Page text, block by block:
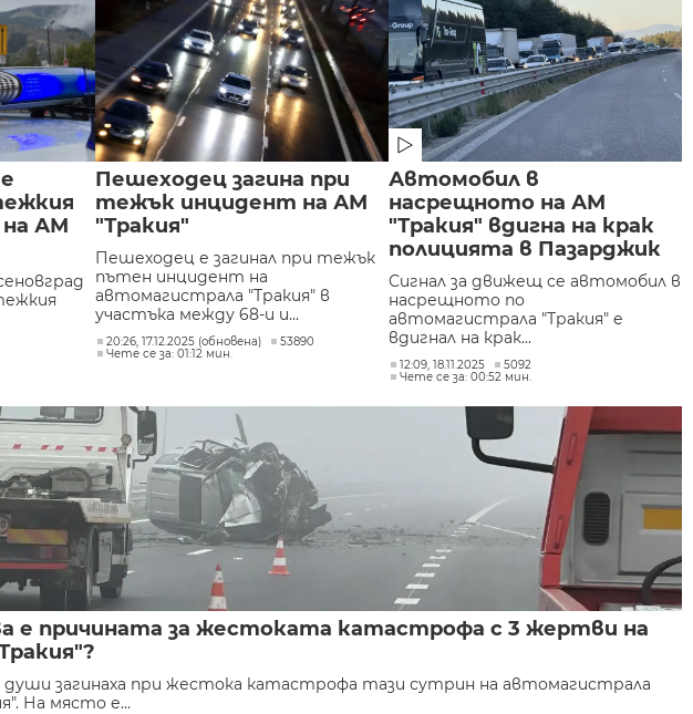
АМ
Пешеходец загина при
тежък инцидент на АМ
"Тракия"
Пешеходец е загинал при тежък
пътен инцидент на
автомагистрала "Тракия" в
участъка между 68-и и...
20:26, 17.12.2025 (обновена)
53890
Чете се за: 01:12 мин.
Автомобил в
насрещното на АМ
"Тракия" вдигна на крак
полицията в Пазарджик
Сигнал за движещ се автомобил в
насрещното по
автомагистрала "Тракия" е
вдигнал на крак...
12:09, 18.11.2025
5092
Чете се за: 00:52 мин.
е причината за жестоката катастрофа с 3 жертви на
души загинаха при жестока катастрофа тази сутрин на автомагистрала
На място е...